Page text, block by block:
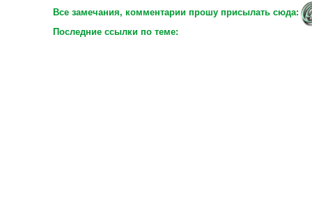
Все замечания, комментарии прошу присылать сюда:
Последние ссылки по теме: